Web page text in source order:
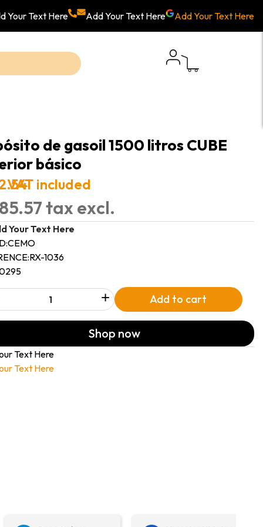
Your Text Here Add Your Text Here Add Your Text Here
de gasoil 1500 litros CUBE
básico
VAT included
tax excl.
Your Text Here
CEMO
RX-1036
+ Add to cart
Shop now
Text Here
Text Here